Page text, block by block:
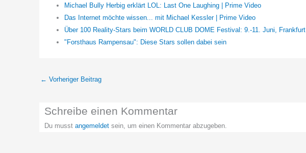
Michael Bully Herbig erklärt LOL: Last One Laughing | Prime Video
Das Internet möchte wissen... mit Michael Kessler | Prime Video
Über 100 Reality-Stars beim WORLD CLUB DOME Festival: 9.-11. Juni, Frankfurt
"Forsthaus Rampensau": Diese Stars sollen dabei sein
← Vorheriger Beitrag
Schreibe einen Kommentar
Du musst angemeldet sein, um einen Kommentar abzugeben.